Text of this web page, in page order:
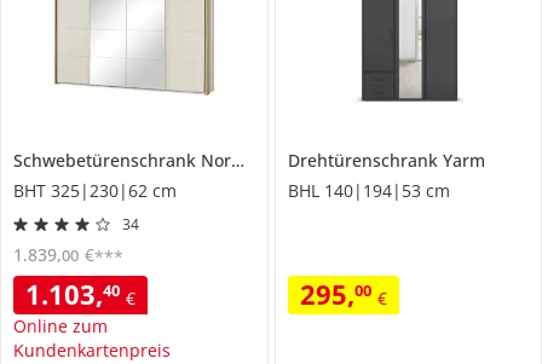
Schwebetürenschrank Norwich
BHT 325|230|62 cm
34
1.103,40 €
Online zum
Kundenkartenpreis
1.839,00 €***
Drehtürenschrank Yarm
BHL 140|194|53 cm
295,00 €